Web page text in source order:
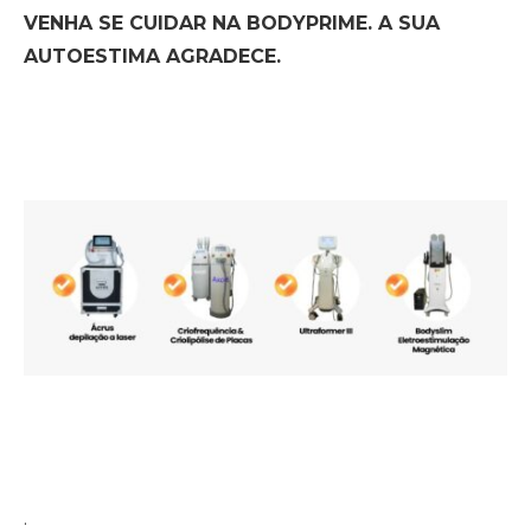
VENHA SE CUIDAR NA BODYPRIME. A SUA
AUTOESTIMA AGRADECE.
.